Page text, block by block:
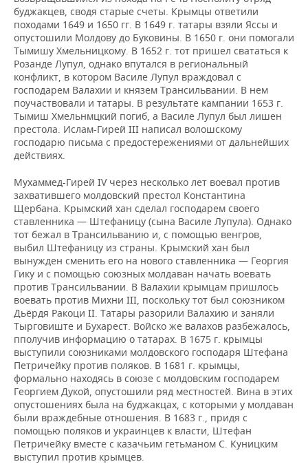
буджакцев, сводя старые счеты. Крымцы ответили
походами 1649 и 1650 гг. В 1649 г. татары взяли Яссы и
опустошили Молдову до Буковины. В 1650 г. они помогали
Тымишу Хмельницкому. В 1652 г. тот пришел свататься к
Розанде Лупул, однако впутался в региональный
конфликт, в котором Василе Лупул враждовал с
господарем Валахии и князем Трансильвании. В нем
поучаствовали и татары. В результате кампании 1653 г.
Тымиш Хмельнмцкий погиб, а Василе Лупул был лишен
престола. Ислам-Гирей ІІІ написал волошскому
господарю письма с предостережениями от дальнейших
действиях.
Мухаммед-Гирей IV через несколько лет воевал против
захватившего молдовский престол Константина
Щербана. Крымский хан сделал господарем своего
ставленника — Штефаницу (сына Василе Лупула). Однако
тот бежал в Трансильванию и, с помощью венгров,
выбил Штефаницу из страны. Крымский хан был
вынужден сменить его на нового ставленника — Георгия
Гику и с помощью союзных молдаван начать воевать
против Трансильвании. В Валахии крымцам пришлось
воевать против Михни IІІ, поскольку тот был союзником
Дьёрдя Ракоци II. Татары разорили Валахию и заняли
Тырговиште и Бухарест. Войско же валахов разбежалось,
пполучив информацию о татарах. В 1675 г. крымцы
выступили союзниками молдовского господаря Штефана
Петричейку против поляков. В 1681 г. крымцы,
формально находясь в союзе с молдовским господарем
Георгием Дукой, опустошили ряд местностей. Вина в этих
опустошениях была на буджакцах, с которыми у молдаван
были враждебные отношения. В 1683 г., придя с
помощью поляков и украинцев к власти, Штефан
Петричейку вместе с казачьим гетьманом С. Куницким
выступил против крымцев.